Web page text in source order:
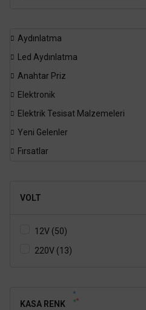
Aydınlatma
Led Aydınlatma
Anahtar Priz
Elektronik
Elektrik Tesisat Malzemeleri
Yeni Gelenler
Fırsatlar
VOLT
12V (50)
220V (13)
KASA RENK